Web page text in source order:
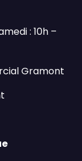
: 10h –
Gramont